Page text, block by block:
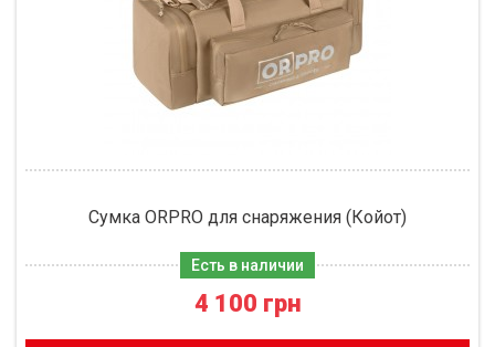
Сумка ORPRO для снаряжения (Койот)
Есть в наличии
4 100 грн